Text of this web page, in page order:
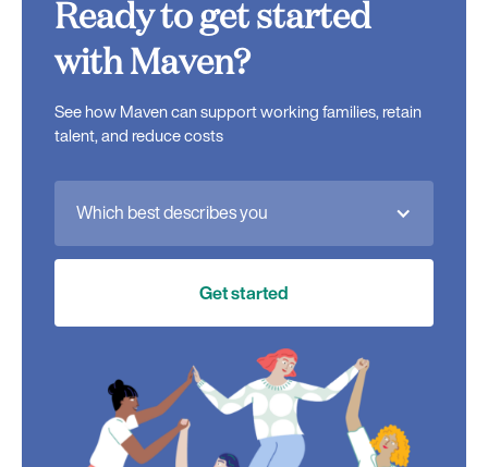
Ready to get started
with Maven?
See how Maven can support working families, retain
talent, and reduce costs
Which best describes you
Get started